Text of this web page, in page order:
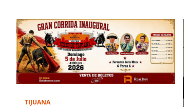
TIJUANA